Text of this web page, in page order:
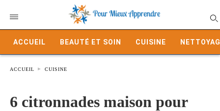
ACCUEIL BEAUTÉ ET SOIN CUISINE
ACCUEIL CUISINE
6 citronnades maison pour